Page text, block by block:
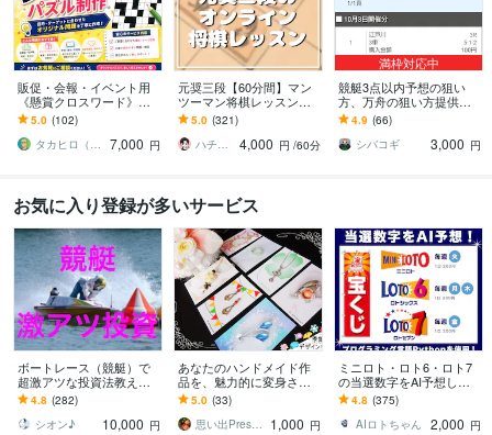
販促・会報・イベント用
《懸賞クロスワード》作
ります 実績100件+｜商用
利用OK。連載も特急もプ
ラチナ作家が対応
5.0 (102)
タカヒロ（クロスワード作家）
7,000 円
元奨三段【60分間】マン
ツーマン将棋レッスンし
ます 初心者大歓迎♪貴方
に寄り添った優しいレッ
スンで手助けします✨
5.0 (321)
ハチ☗【元奨三段】
4,000 円 /60分
満枠対応中
競艇3点以内予想の狙い
方、万舟の狙い方提供し
ます 10/3 自己購入最高配
当10万舟 3点102620円的
中！
4.9 (66)
シバコギ
3,000 円
お気に入り登録が多いサービス
ボートレース（競艇）で
超激アツな投資法教えま
す 予想ではなく投資で
す。出走箱を見るだけ
で、秒殺で丸わかり！
4.8 (282)
シオン♪
10,000 円
あなたのハンドメイド作
品を、魅力的に変身させ
ます オリジナル受注も☆
【アクセサリー台紙／ハ
ンドメイド台紙】
5.0 (33)
思い出Presenter☆
1,000 円
ミニロト・ロト6・ロト7
の当選数字をAI予想しま
す プログラミング言語Pyt
honで当選数字をAIにて5
点予測
4.8 (375)
AIロトちゃん
2,000 円